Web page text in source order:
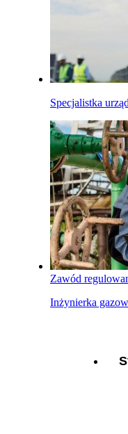
Specjalistka
Zawód
Inżynierka